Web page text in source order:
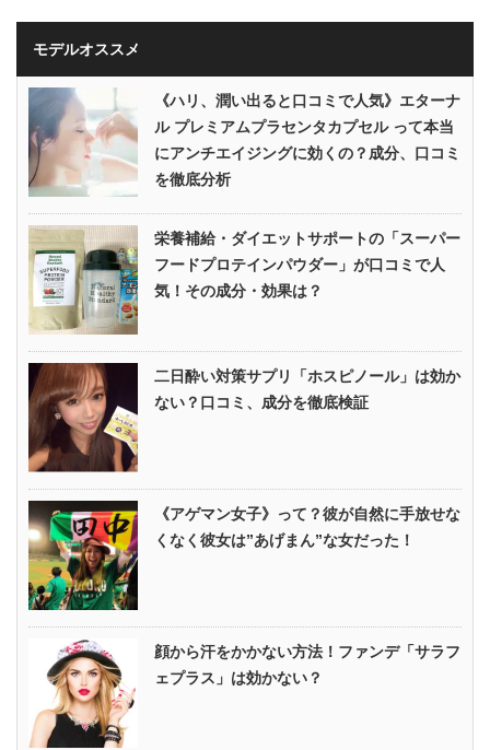
モデルオススメ
《ハリ、潤い出ると口コミで人気》エターナ
ル プレミアムプラセンタカプセル って本当
にアンチエイジングに効くの？成分、口コミ
を徹底分析
栄養補給・ダイエットサポートの「スーパー
フードプロテインパウダー」が口コミで人
気！その成分・効果は？
二日酔い対策サプリ「ホスピノール」は効か
ない？口コミ、成分を徹底検証
《アゲマン女子》って？彼が自然に手放せな
くなく彼女は”あげまん”な女だった！
顔から汗をかかない方法！ファンデ「サラフ
ェプラス」は効かない？